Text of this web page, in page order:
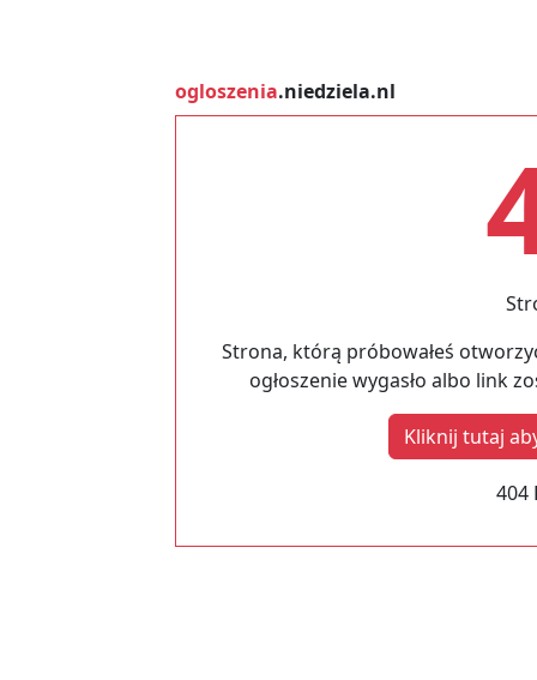
ogloszenia.niedziela.nl
Strona, którą próbowałeś
ogłoszenie wygasło albo link
Kliknij tutaj
404